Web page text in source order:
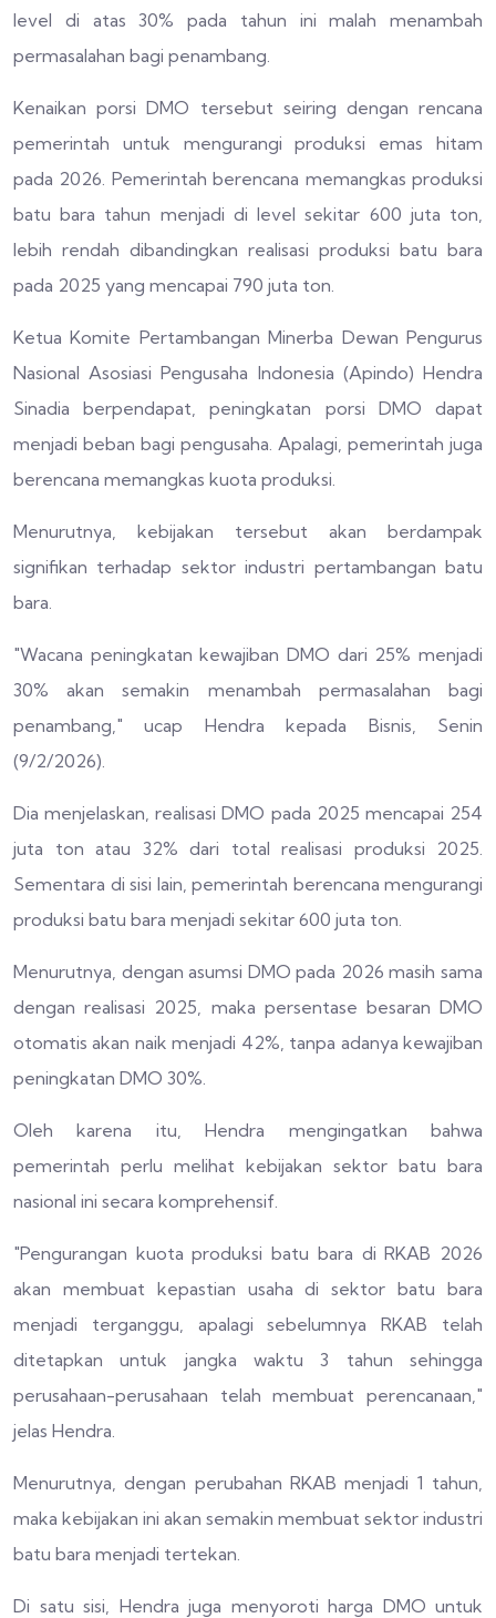
level di atas 30% pada tahun ini malah menambah
permasalahan bagi penambang.
Kenaikan porsi DMO tersebut seiring dengan rencana
pemerintah untuk mengurangi produksi emas hitam
pada 2026. Pemerintah berencana memangkas produksi
batu bara tahun menjadi di level sekitar 600 juta ton,
lebih rendah dibandingkan realisasi produksi batu bara
pada 2025 yang mencapai 790 juta ton.
Ketua Komite Pertambangan Minerba Dewan Pengurus
Nasional Asosiasi Pengusaha Indonesia (Apindo) Hendra
Sinadia berpendapat, peningkatan porsi DMO dapat
menjadi beban bagi pengusaha. Apalagi, pemerintah juga
berencana memangkas kuota produksi.
Menurutnya, kebijakan tersebut akan berdampak
signifikan terhadap sektor industri pertambangan batu
bara.
"Wacana peningkatan kewajiban DMO dari 25% menjadi
30% akan semakin menambah permasalahan bagi
penambang," ucap Hendra kepada Bisnis, Senin
(9/2/2026).
Dia menjelaskan, realisasi DMO pada 2025 mencapai 254
juta ton atau 32% dari total realisasi produksi 2025.
Sementara di sisi lain, pemerintah berencana mengurangi
produksi batu bara menjadi sekitar 600 juta ton.
Menurutnya, dengan asumsi DMO pada 2026 masih sama
dengan realisasi 2025, maka persentase besaran DMO
otomatis akan naik menjadi 42%, tanpa adanya kewajiban
peningkatan DMO 30%.
Oleh karena itu, Hendra mengingatkan bahwa
pemerintah perlu melihat kebijakan sektor batu bara
nasional ini secara komprehensif.
"Pengurangan kuota produksi batu bara di RKAB 2026
akan membuat kepastian usaha di sektor batu bara
menjadi terganggu, apalagi sebelumnya RKAB telah
ditetapkan untuk jangka waktu 3 tahun sehingga
perusahaan-perusahaan telah membuat perencanaan,"
jelas Hendra.
Menurutnya, dengan perubahan RKAB menjadi 1 tahun,
maka kebijakan ini akan semakin membuat sektor industri
batu bara menjadi tertekan.
Di satu sisi, Hendra juga menyoroti harga DMO untuk